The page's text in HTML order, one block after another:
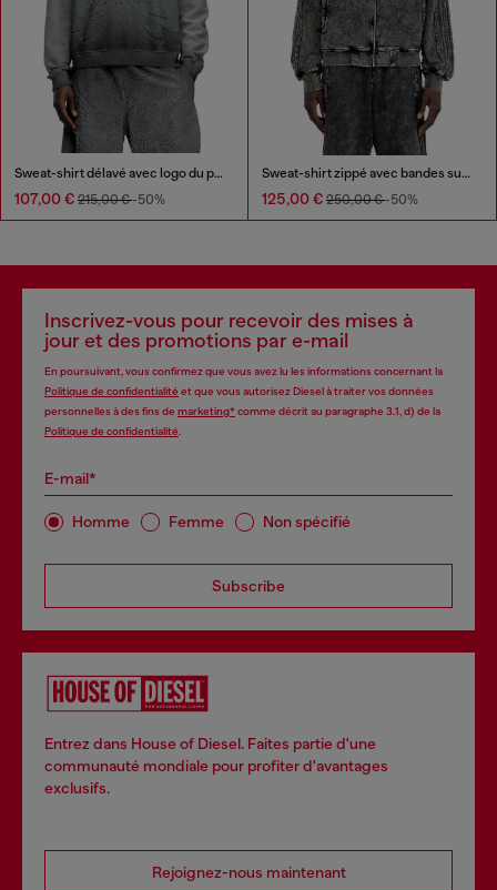
Sweat-shirt délavé avec logo du phénix en dévoré
107,00 € 215,00 €-50%
Sweat-shirt zippé avec bandes sur les manches
125,00 € 250,00 €-50%
Inscrivez-vous pour recevoir des mises à
jour et des promotions par e-mail
En poursuivant, vous confirmez que vous avez lu les informations concernant la
Politique de confidentialité et que vous autorisez Diesel à traiter vos données
personnelles à des fins de marketing*comme décrit au paragraphe 3.1, d) de la
Politique de confidentialité
E-mail*
Homme Femme Non spécifié
Subscribe
Entrez dans House of Diesel. Faites partie d'une
communauté mondiale pour profiter d'avantages
exclusifs.
Rejoignez-nous maintenant